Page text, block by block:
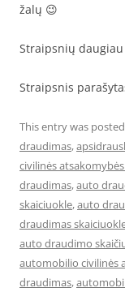
žalų 😉
Straipsnių
Straipsnis
This entry was
draudimas,
civilinės
draudimas,auto
skaiciuokle,auto
draudimas
auto draudimo
automobilio civilinės
draudimas,